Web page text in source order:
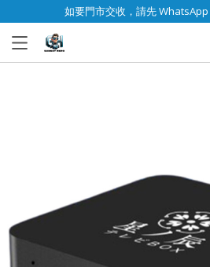
如要門市交收，請先 WhatsApp
已加入購物車